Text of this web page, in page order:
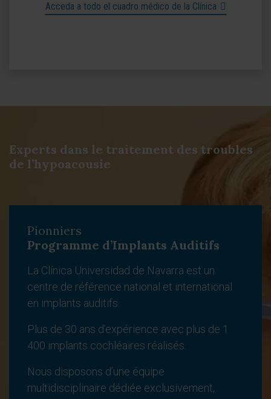
Acceda a todo el cuadro médico de la Clínica
Experts dans le traitement des troubles
de l’hypoacousie
Pionniers
Programme d’Implants Auditifs
La Clínica Universidad de Navarra est un
centre de référence national et international
en implants auditifs.
Plus de 30 ans d’expérience avec plus de 1
400 implants cochléaires réalisés.
Nous disposons d’une équipe
multidisciplinaire dédiée exclusivement,